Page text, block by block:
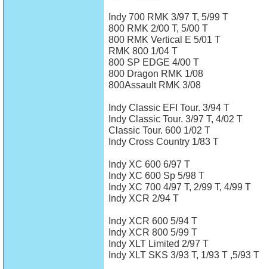
Indy 700 RMK 3/97 T, 5/99 T
800 RMK 2/00 T, 5/00 T
800 RMK Vertical E 5/01 T
RMK 800 1/04 T
800 SP EDGE 4/00 T
800 Dragon RMK 1/08
800Assault RMK 3/08
Indy Classic EFI Tour. 3/94 T
Indy Classic Tour. 3/97 T, 4/02 T
Classic Tour. 600 1/02 T
Indy Cross Country 1/83 T
Indy XC 600 6/97 T
Indy XC 600 Sp 5/98 T
Indy XC 700 4/97 T, 2/99 T, 4/99 T
Indy XCR 2/94 T
Indy XCR 600 5/94 T
Indy XCR 800 5/99 T
Indy XLT Limited 2/97 T
Indy XLT SKS 3/93 T, 1/93 T ,5/93 T